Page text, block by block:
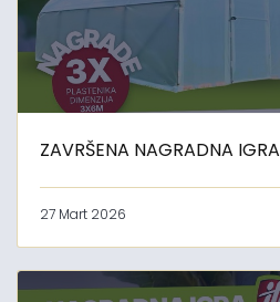
ZAVRŠENA NAGRADNA IGRA
27 Mart 2026